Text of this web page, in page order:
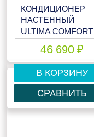
КОНДИЦИОНЕР
НАСТЕННЫЙ
ULTIMA COMFORT
46 690 ₽
В КОРЗИНУ
СРАВНИТЬ